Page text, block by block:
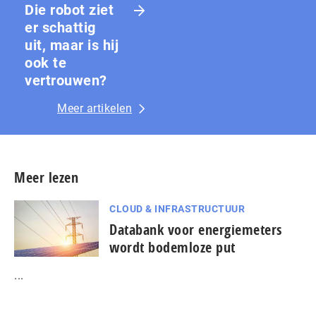
Die robot ziet
er schattig
uit, maar is hij
ook te
vertrouwen?
Meer artikelen
Meer lezen
CLOUD & INFRASTRUCTUUR
Databank voor energiemeters
wordt bodemloze put
...